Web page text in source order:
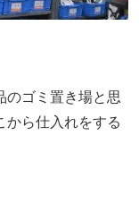
のゴミ置き場と思
から仕入れをする